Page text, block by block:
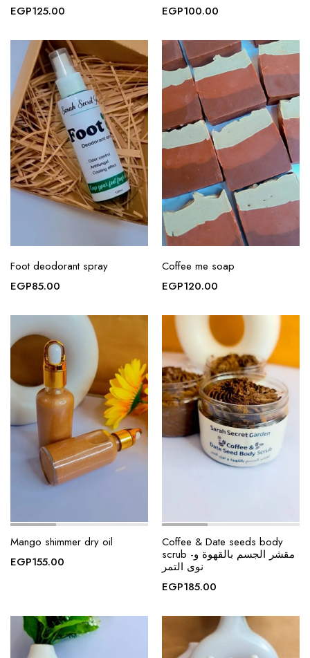
EGP125.00
EGP100.00
Foot deodorant spray
EGP85.00
Coffee me soap
EGP120.00
Mango shimmer dry oil
EGP155.00
Coffee & Date seeds body
scrub -مقشر الجسم بالقهوة و
نوى التمر
EGP185.00